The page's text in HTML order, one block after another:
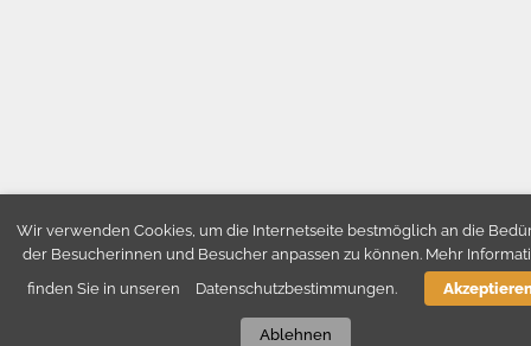
Wir verwenden Cookies, um die Internetseite bestmöglich an die
der Besucherinnen und Besucher anpassen zu können. Mehr
finden Sie in unseren
Datenschutzbestimmungen.
Ablehnen